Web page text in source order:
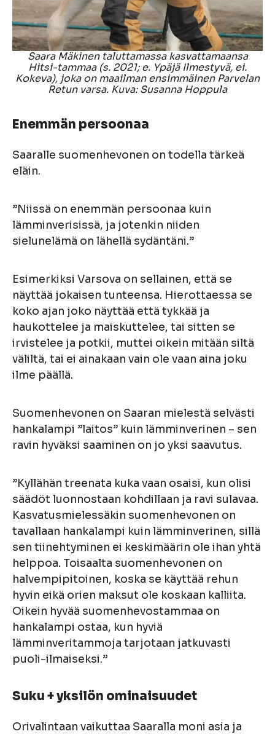
Saara Mäkinen taluttamassa kasvattamaansa
Hitsi-tammaa (s. 2021; e. Ypäjä Ilmestyvä, ei.
Kokeva), joka on maailman ensimmäinen Parvelan
Retun varsa. Kuva: Susanna Hoppula
Enemmän persoonaa
Saaralle suomenhevonen on todella tärkeä
eläin.
”Niissä on enemmän persoonaa kuin
lämminverisissä, ja jotenkin niiden
sielunelämä on lähellä sydäntäni.”
Esimerkiksi Varsova on sellainen, että se
näyttää jokaisen tunteensa. Hierottaessa se
koko ajan joko näyttää että tykkää ja
haukottelee ja maiskuttelee, tai sitten se
irvistelee ja potkii, muttei oikein mitään siltä
väliltä, tai ei ainakaan vain ole vaan aina joku
ilme päällä.
Suomenhevonen on Saaran mielestä selvästi
hankalampi ”laitos” kuin lämminverinen – sen
ravin hyväksi saaminen on jo yksi saavutus.
”Kyllähän treenata kuka vaan osaisi, kun olisi
säädöt luonnostaan kohdillaan ja ravi sulavaa.
Kasvatusmielessäkin suomenhevonen on
tavallaan hankalampi kuin lämminverinen, sillä
sen tiinehtyminen ei keskimäärin ole ihan yhtä
helppoa. Toisaalta suomenhevonen on
halvempipitoinen, koska se käyttää rehun
hyvin eikä orien maksut ole koskaan kalliita.
Oikein hyvää suomenhevostammaa on
hankalampi ostaa, kun hyviä
lämminveritammoja tarjotaan jatkuvasti
puoli-ilmaiseksi.”
Suku + yksilön ominaisuudet
Orivalintaan vaikuttaa Saaralla moni asia ja